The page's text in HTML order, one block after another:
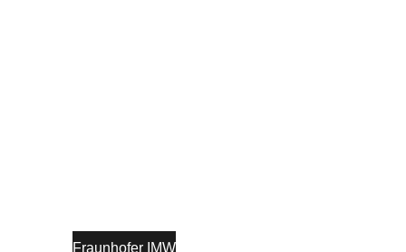
Fraunhofer IMW